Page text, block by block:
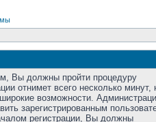
Вы должны пройти процедуру
отнимет всего несколько минут,
возможности.
зарегистрированным
регистрации, Вы должны